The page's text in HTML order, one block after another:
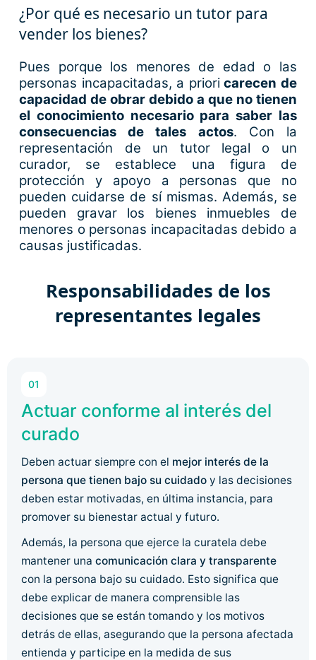
¿Por qué es necesario un tutor para
vender los bienes?
Pues porque los menores de edad o las
personas incapacitadas, a prioricarecen de
capacidad de obrar debido a que no tienen
el conocimiento necesario para saber las
consecuencias de tales actos. Con la
representación de un tutor legal o un
curador, se establece una figura de
protección y apoyo a personas que no
pueden cuidarse de sí mismas. Además, se
pueden gravar los bienes inmuebles de
menores o personas incapacitadas debido a
causas justificadas.
Responsabilidades de los
representantes legales
01
Actuar conforme al interés del
curado
Deben actuar siempre con el mejor interés de la
persona que tienen bajo su cuidado y las decisiones
deben estar motivadas, en última instancia, para
promover su bienestar actual y futuro.
Además, la persona que ejerce la curatela debe
mantener una comunicación clara y transparente
con la persona bajo su cuidado. Esto significa que
debe explicar de manera comprensible las
decisiones que se están tomando y los motivos
detrás de ellas, asegurando que la persona afectada
entienda y participe en la medida de sus